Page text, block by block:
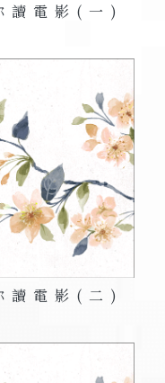
讀電影 (一)
讀電影 (二)